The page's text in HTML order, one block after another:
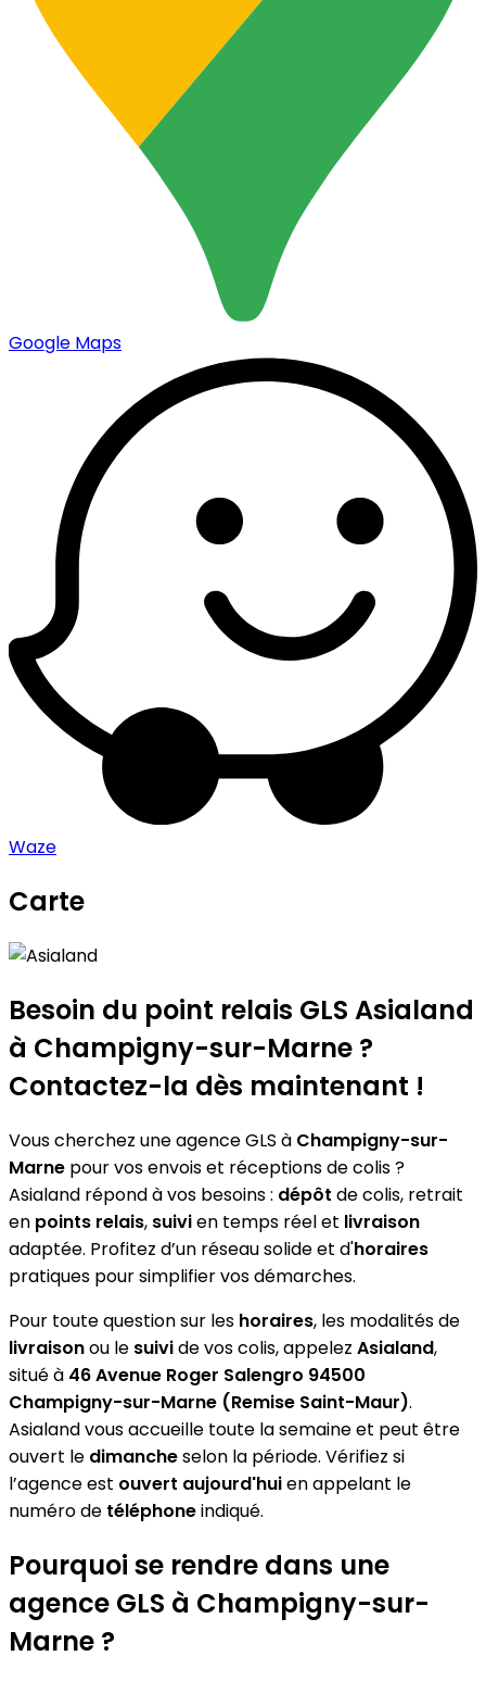
Google Maps
Waze
Carte
+
−
Besoin du point relais GLS Asialand
à Champigny-sur-Marne ?
Contactez-la dès maintenant !
Vous cherchez une agence GLS à Champigny-sur-
Marne pour vos envois et réceptions de colis ?
Asialand répond à vos besoins : dépôt de colis, retrait
en points relais, suivien temps réel et livraison
adaptée. Profitez d’un réseau solide et d'horaires
pratiques pour simplifier vos démarches.
Pour toute question sur les horaires, les modalités de
livraisonou le suivide vos colis, appelez Asialand,
situé à 46 Avenue Roger Salengro 94500
Champigny-sur-Marne (Remise Saint-Maur).
Asialand vous accueille toute la semaine et peut être
ouvert le dimancheselon la période. Vérifiez si
l’agence est ouvert aujourd'huien appelant le
numéro de téléphoneindiqué.
Pourquoi se rendre dans une
agence GLS à Champigny-sur-
Marne ?